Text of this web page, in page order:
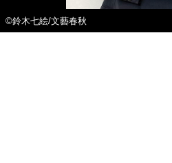
©鈴木七絵/文藝春秋